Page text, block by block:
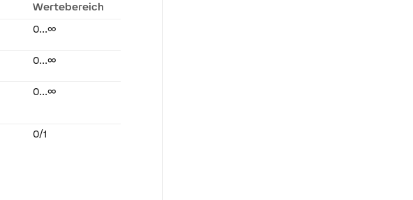
Wertebereich
0...∞
0...∞
0...∞
0/1